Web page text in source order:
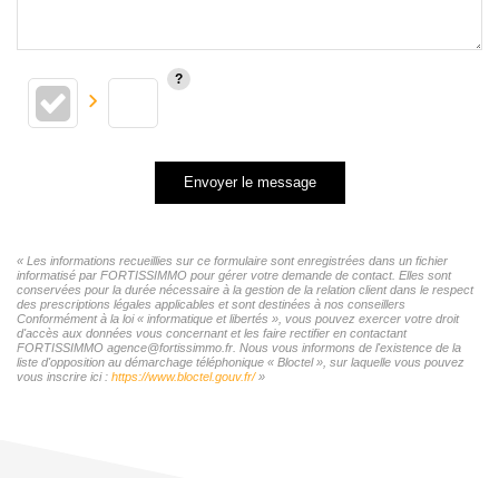
Envoyer le message
« Les informations recueillies sur ce formulaire sont enregistrées dans un fichier
informatisé par FORTISSIMMO pour gérer votre demande de contact. Elles sont
conservées pour la durée nécessaire à la gestion de la relation client dans le respect
des prescriptions légales applicables et sont destinées à nos conseillers
Conformément à la loi « informatique et libertés », vous pouvez exercer votre droit
d'accès aux données vous concernant et les faire rectifier en contactant
FORTISSIMMO agence@fortissimmo.fr. Nous vous informons de l'existence de la
liste d'opposition au démarchage téléphonique « Bloctel », sur laquelle vous pouvez
vous inscrire ici : https://www.bloctel.gouv.fr/»